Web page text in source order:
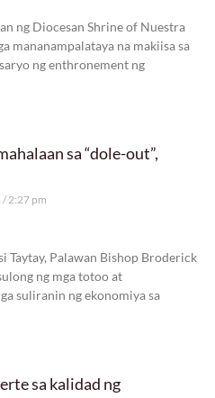
ng Diocesan Shrine of Nuestra
mananampalataya na makiisa sa
ng enthronement ng
sa “dole-out”,
2:27 pm
Taytay, Palawan Bishop Broderick
ng mga totoo at
suliranin ng ekonomiya sa
sa kalidad ng